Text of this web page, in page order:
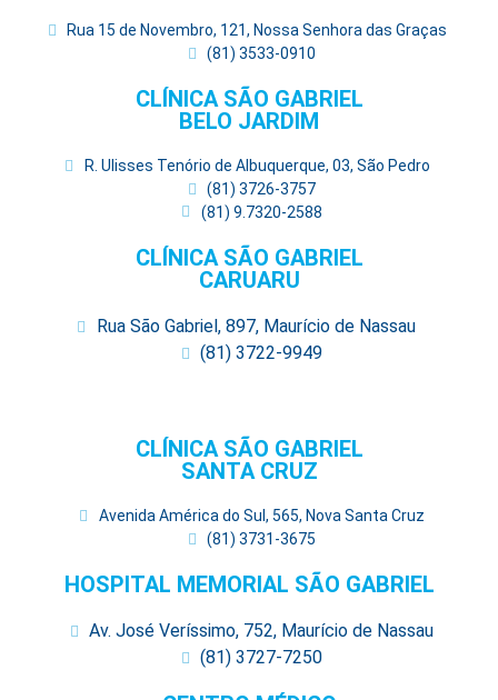
Rua 15 de Novembro, 121, Nossa Senhora das Graças
(81) 3533-0910
CLÍNICA SÃO GABRIEL
BELO JARDIM
R. Ulisses Tenório de Albuquerque, 03, São Pedro
(81) 3726-3757
(81) 9.7320-2588
CLÍNICA SÃO GABRIEL
CARUARU
Rua São Gabriel, 897, Maurício de Nassau
(81) 3722-9949
CLÍNICA SÃO GABRIEL
SANTA CRUZ
Avenida América do Sul, 565, Nova Santa Cruz
(81) 3731-3675
HOSPITAL MEMORIAL SÃO GABRIEL
Av. José Veríssimo, 752, Maurício de Nassau
(81) 3727-7250